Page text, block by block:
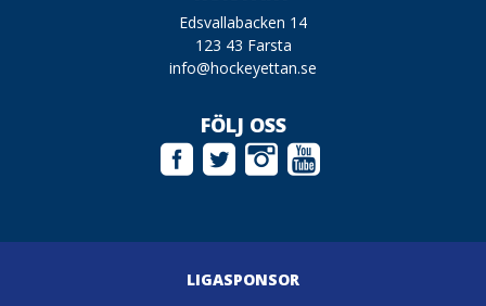
Edsvallabacken 14
123 43 Farsta
info@hockeyettan.se
FÖLJ OSS
LIGASPONSOR